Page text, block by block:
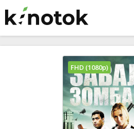
FHD (1080p)